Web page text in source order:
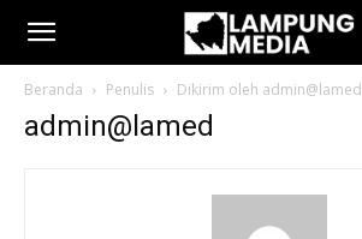
Beranda Penulis Dikirim oleh admin@lamed
admin@lamed